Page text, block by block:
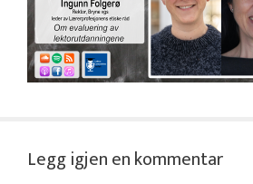
Legg igjen en kommentar